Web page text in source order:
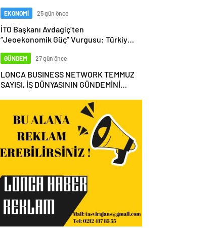
EKONOMİ 25 gün önce
İTO Başkanı Avdagiç’ten
“Jeoekonomik Güç” Vurgusu: Türkiye,
Olmalı
GÜNDEM 27 gün önce
LONCA BUSINESS NETWORK TEMMUZ
SAYISI, İŞ DÜNYASININ GÜNDEMİNİ